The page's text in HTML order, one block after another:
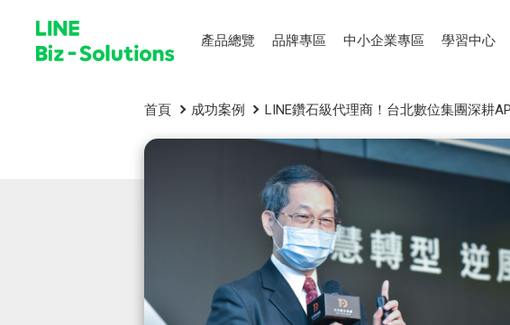
產品總覽 品牌專區 中小企業專區 學習中心
首頁 成功案例 LINE鑽石級代理商！台北數位集團深耕